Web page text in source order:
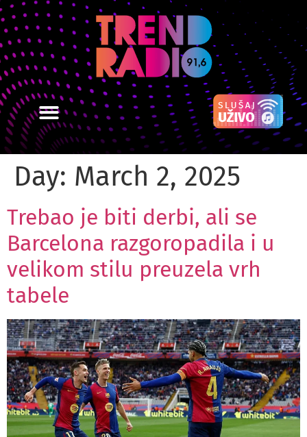
Day: March 2, 2025
Trebao je biti derbi, ali se
Barcelona razgoropadila i u
velikom stilu preuzela vrh
tabele